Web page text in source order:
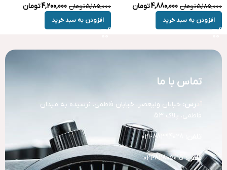
5,185,000تومان 4,880,000تومان
افزودن به سبد خرید
5,185,000تومان 4,200,000تومان
افزودن به سبد خرید
تماس با ما
رس: خیابان ولیعصر، خیابان فاطمی، نرسیده به میدان
فاطمی، پلاک 53
تلفن:82805015-021